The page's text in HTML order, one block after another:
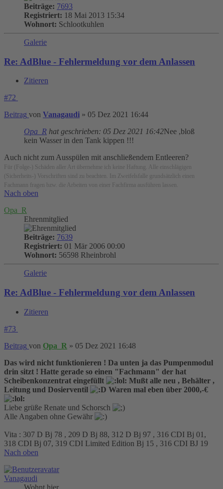
Beiträge: 7693
Registriert: 18 Mai 2013 15:34
Wohnort: Schlootkuhlen
Galerie
Re: AdBlue - Fehlermeldung vor dem Anlassen
Zitieren
#72
Beitrag von Vanagaudi » 05 Dez 2021 16:44
Opa_R hat geschrieben: 05 Dez 2021 16:42Nee ,bloß
kein Wasser in den Tank kippen !!!
Auch nicht zum Ausspülen mit anschließendem Entleeren?
Für (Folge-) Schäden aller Art übernehme ich keine Haftung. Alle einschlägigen
(Sicherheits-) Vorschriften sind zu beachten. Im Zweifelsfalle grundsätzlich einen
Fachmann fragen bzw. die Arbeiten von einer Fachfirma ausführen lassen.
Nach oben
Opa_R
Ehrenmitglied
Beiträge: 7639
Registriert: 01 Mär 2006 00:00
Wohnort: 56598 Rheinbrohl
Galerie
Re: AdBlue - Fehlermeldung vor dem Anlassen
Zitieren
#73
Beitrag von Opa_R » 05 Dez 2021 16:48
Das wird nicht funktionieren ! Da unten ja das Pumpenmodul
drin sitzt ! Hatte gerade so einen "Fachmann" der hat
Scheibenkonzentrat eingefüllt
Mußt alle neu , Behälter ,
Leitung und Dosierventil
Waren mal eben über 2000,-€
Liebe grüße Renate und Schorsch
Alle Angaben ohne Gewähr
Vita : 307 D Bj 78 , 209 D Bj 88, 312 D Bj 97 , 316 CDI Bj 01,
318 CDI Bj 07, 319 CDI Limited Edition Bj 15 , 316 CDI BJ 19
Nach oben
Vanagaudi
Wohnt hier